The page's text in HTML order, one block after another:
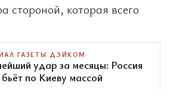
стороной, которая всего
ГАЗЕТЫ ДЭЙКОМ
удар за месяцы: Россия
по Киеву массой